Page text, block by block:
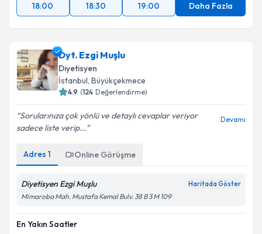
18:00
18:30 19:00 Daha Fazla
Dyt. Ezgi Muşlu
Diyetisyen
İstanbul, Büyükçekmece
4.9 (124 Değerlendirme)
Sorularınıza çok yönlü ve detaylı cevaplar veriyor
sadece liste verip...
Devamı
Adres 1 Online Görüşme
Diyetisyen Ezgi Muşlu Haritada Göster
Mimaroba Mah. Mustafa Kemal Bulv. 38 B 3 M 109
En Yakın Saatler